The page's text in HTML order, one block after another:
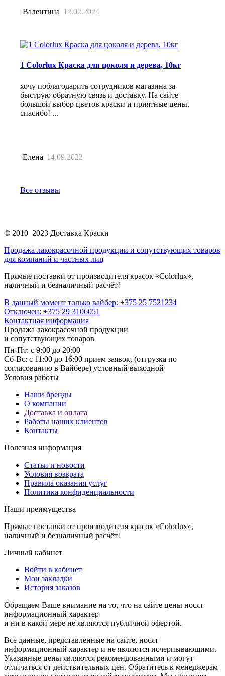
Валентина 12.02.2024
1 Colorlux Краска для цоколя и дерева, 10кг
хочу поблагодарить сотрудников магазина за
быструю обратную связь и доставку. На сайте
большой выбор цветов краски и приятные цены.
спасибо! ...
Елена 14.09.2022
Все отзывы
© 2010–2023 Доставка Краски
Продажа лакокрасочной продукции и сопутствующих товаров
для компаний и частных лиц
Прямые поставки от производителя красок «Colorlux»,
наличный и безналичный расчёт!
В данный момент только вайбер: +375 25 7521234
Отключен: +375 29 3106051
Контактная информация
Продажа лакокрасочной продукции
и сопутствующих товаров
Пн-Пт: с 9:00 до 20:00
Cб-Вс: с 11:00 до 16:00 прием заявок, (отгрузка по
согласованию в Вайбере) условный выходной
Условия работы
Наши бренды
О компании
Доставка и оплата
Работы наших клиентов
Контакты
Полезная информация
Статьи и новости
Условия возврата
Правила оказания услуг
Политика конфиденциальности
Наши преимущества
Прямые поставки от производителя красок «Colorlux»,
наличный и безналичный расчёт!
Личный кабинет
Войти в кабинет
Мои закладки
История заказов
Обращаем Ваше внимание на то, что на сайте цены носят
информационный характер
и ни в какой мере не являются публичной офертой.
Все данные, представленные на сайте, носят
информационный характер и не являются исчерпывающими.
Указанные цены являются рекомендованными и могут
отличаться от действительных цен. Обратитесь к менеджерам